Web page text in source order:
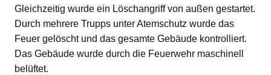
Gleichzeitig wurde ein Löschangriff von außen gestartet.
Durch mehrere Trupps unter Atemschutz wurde das
Feuer gelöscht und das gesamte Gebäude kontrolliert.
Das Gebäude wurde durch die Feuerwehr maschinell
belüftet.